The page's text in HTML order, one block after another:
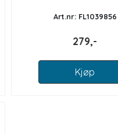
Art.nr: FL1039856
279,-
Kjøp